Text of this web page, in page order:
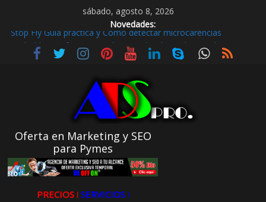
sábado, agosto 8, 2026
Novedades:
Stop Fly Guía práctica y Cómo detectar microcarencias
De hobby a referencia. La historia de Ultravioleta Radio y su
impacto en el mundo digital
Radio Taxi Aljarafe o Descubre el Servicio Esencial de Movilidad
Maximiza la Visibilidad de tu Clínica Dental en Directorios
Oferta en Marketing y SEO
para Pymes
PRECIOS ǀ SERVICIOS ǀ